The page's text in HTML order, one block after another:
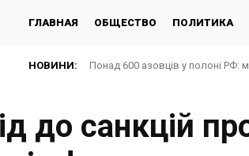
ГЛАВНАЯ ОБЩЕСТВО ПОЛИТИКА
НОВИНИ: Понад 600 азовців у полоні РФ:
до санкцій